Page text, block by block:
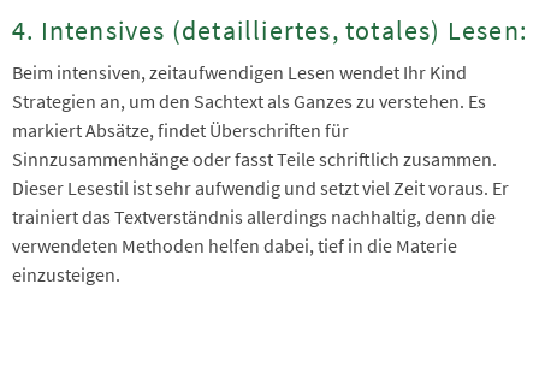
4. Intensives (detailliertes, totales) Lesen:
Beim intensiven, zeitaufwendigen Lesen wendet Ihr Kind
Strategien an, um den Sachtext als Ganzes zu verstehen. Es
markiert Absätze, findet Überschriften für
Sinnzusammenhänge oder fasst Teile schriftlich zusammen.
Dieser Lesestil ist sehr aufwendig und setzt viel Zeit voraus. Er
trainiert das Textverständnis allerdings nachhaltig, denn die
verwendeten Methoden helfen dabei, tief in die Materie
einzusteigen.